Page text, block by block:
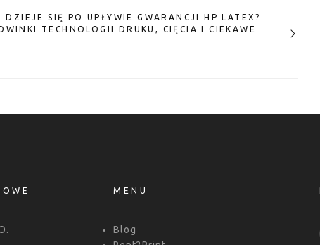
SIĘ PO UPŁYWIE GWARANCJI HP LATEX?
TECHNOLOGII DRUKU, CIĘCIA I CIEKAWE
MENU
Blog